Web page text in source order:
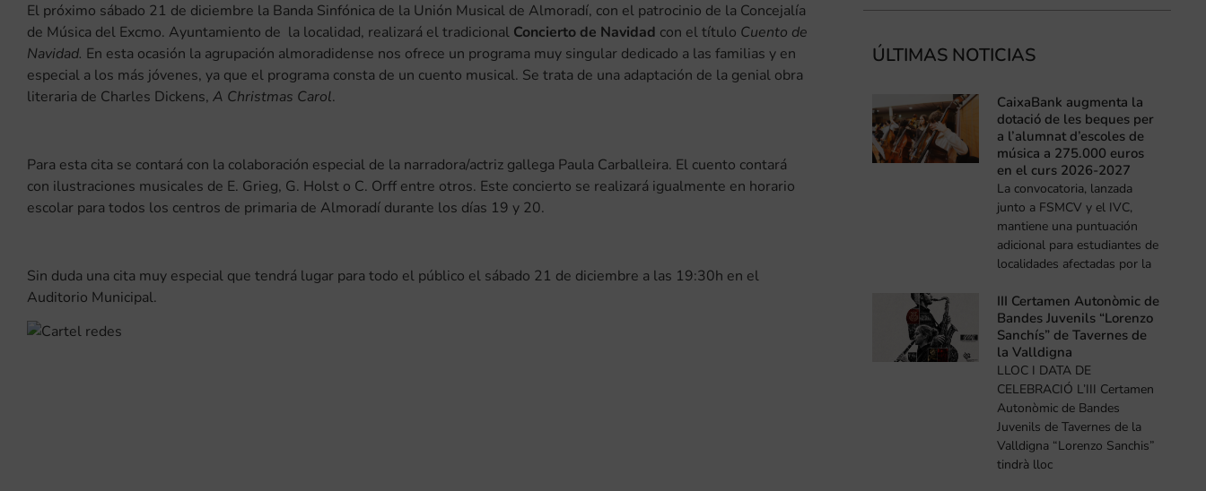
El próximo sábado 21 de diciembre la Banda Sinfónica de la Unión Musical de Almoradí, con el patrocinio de la Concejalía
de Música del Excmo. Ayuntamiento de la localidad, realizará el tradicional Concierto de Navidad con el título Cuento de
Navidad. En esta ocasión la agrupación almoradidense nos ofrece un programa muy singular dedicado a las familias y en
especial a los más jóvenes, ya que el programa consta de un cuento musical. Se trata de una adaptación de la genial obra
literaria de Charles Dickens, A Christmas Carol.
Para esta cita se contará con la colaboración especial de la narradora/actriz gallega Paula Carballeira. El cuento contará
con ilustraciones musicales de E. Grieg, G. Holst o C. Orff entre otros. Este concierto se realizará igualmente en horario
escolar para todos los centros de primaria de Almoradí durante los días 19 y 20.
Sin duda una cita muy especial que tendrá lugar para todo el público el sábado 21 de diciembre a las 19:30h en el
Auditorio Municipal.
ÚLTIMAS NOTICIAS
CaixaBank augmenta la
dotació de les beques per
a l’alumnat d’escoles de
música a 275.000 euros
en el curs 2026-2027
La convocatoria, lanzada
junto a FSMCV y el IVC,
mantiene una puntuación
adicional para estudiantes de
localidades afectadas por la
III Certamen Autonòmic de
Bandes Juvenils “Lorenzo
Sanchís” de Tavernes de
la Valldigna
LLOC I DATA DE
CELEBRACIÓ L’III Certamen
Autonòmic de Bandes
Juvenils de Tavernes de la
Valldigna “Lorenzo Sanchis”
tindrà lloc